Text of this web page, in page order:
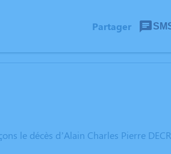
Partager
le décès d’Alain Charles Pierre